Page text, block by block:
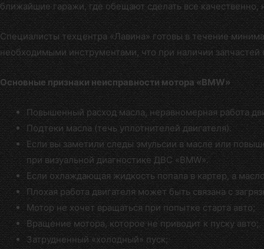
ближайшие гаражи, где обещают сделать все
Специалистытехцентра «Лавина»готовы в течение
необходимыми инструментами, что при наличии
Основные признаки неисправности мотора «BMW»
Повышенный расход масла, неравномерная работа
Подтеки масла (течь уплотнителей двигателя).
Если вы заметили следы эмульсии в масле или
при визуальной диагностике ДВС «BMW».
Если охлаждающая жидкость попала в картер, а
Плохая работа двигателя может быть связана с
Мотор не хочет вращаться при попытке старта авто;
Вращение мотора, которое не приводит к пуску авто;
Затрудненный «холодный» пуск;